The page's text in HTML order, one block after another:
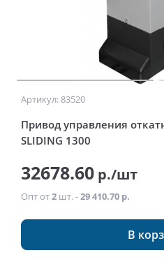
Артикул: 83520
Привод управления
SLIDING 1300
32678.60 р./шт
Опт от2 шт. -29 410.70 р.
В